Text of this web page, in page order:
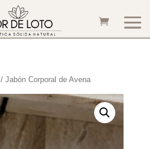
/ Jabón Corporal de Avena